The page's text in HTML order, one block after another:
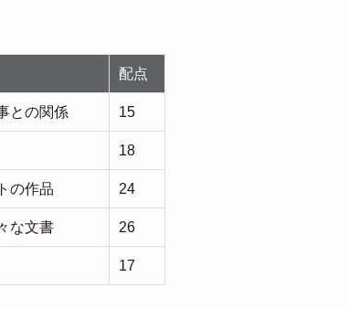
配点
との関係 15
18
の作品 24
な文書 26
17